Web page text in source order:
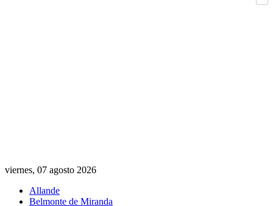
viernes, 07 agosto 2026
Allande
Belmonte de Miranda